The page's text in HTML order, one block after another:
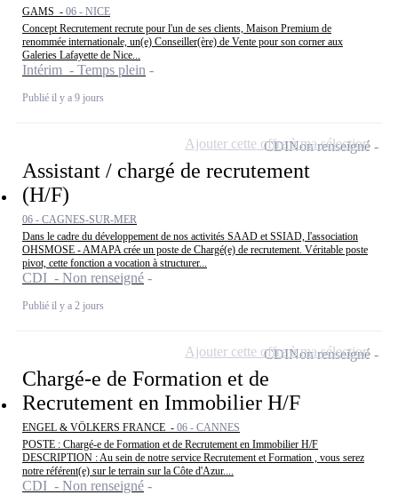
GAMS - 06 - NICE
Concept Recrutement recrute pour l'un de ses clients, Maison Premium de
renommée internationale, un(e) Conseiller(ère) de Vente pour son corner aux
Galeries Lafayette de Nice...
Intérim - Temps plein
Publié il y a 9 jours
Assistant / chargé de recrutement
(H/F)
06 - CAGNES-SUR-MER
Dans le cadre du développement de nos activités SAAD et SSIAD, l'association
OHSMOSE - AMAPA crée un poste de Chargé(e) de recrutement. Véritable poste
pivot, cette fonction a vocation à structurer...
CDI - Non renseigné
Publié il y a 2 jours
CDINon renseigné
Ajouter cette offre à ma sélection
Chargé-e de Formation et de
Recrutement en Immobilier H/F
ENGEL & VÖLKERS FRANCE - 06 - CANNES
POSTE : Chargé-e de Formation et de Recrutement en Immobilier H/F
DESCRIPTION : Au sein de notre service Recrutement et Formation , vous serez
notre référent(e) sur le terrain sur la Côte d'Azur....
CDI - Non renseigné
CDINon renseigné
Ajouter cette offre à ma sélection